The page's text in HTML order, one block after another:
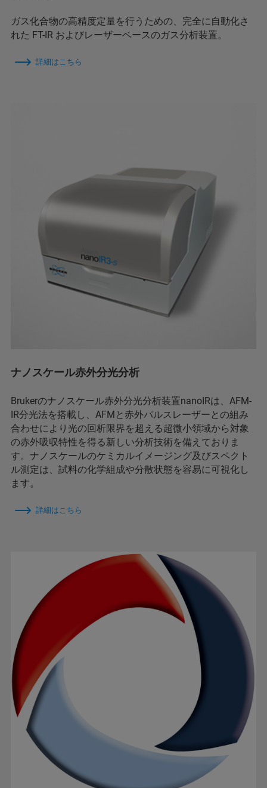
ガス化合物の高精度定量を行うための、完全に自動化さ
れた FT-IR およびレーザーベースのガス分析装置。
詳細はこちら
ナノスケール赤外分光分析
Brukerのナノスケール赤外分光分析装置nanoIRは、AFM-
IR分光法を搭載し、AFMと赤外パルスレーザーとの組み
合わせにより光の回析限界を超える超微小領域から対象
の赤外吸収特性を得る新しい分析技術を備えておりま
す。ナノスケールのケミカルイメージング及びスペクト
ル測定は、試料の化学組成や分散状態を容易に可視化し
ます。
詳細はこちら